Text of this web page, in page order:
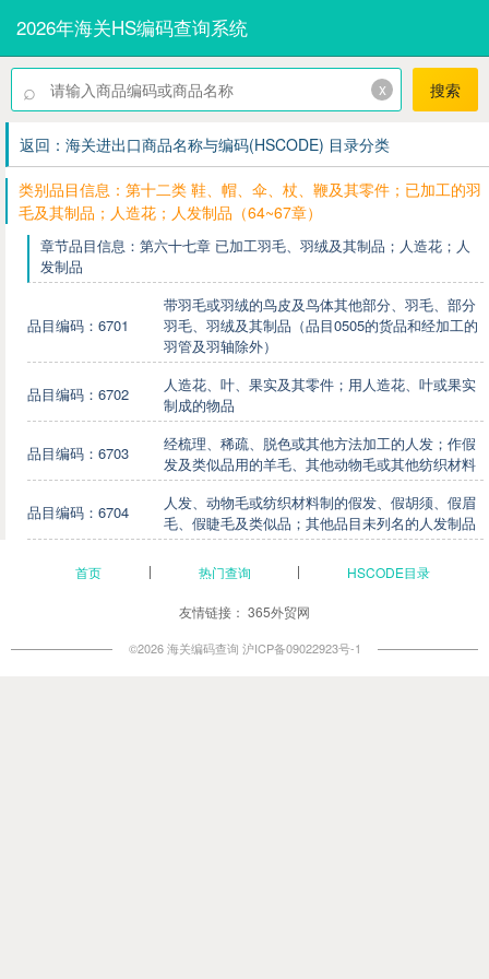
2026年海关HS编码查询系统
⌕ x 搜索
返回：海关进出口商品名称与编码(HSCODE) 目录分类
类别品目信息：第十二类 鞋、帽、伞、杖、鞭及其零件；已加工的羽
毛及其制品；人造花；人发制品（64~67章）
章节品目信息：第六十七章 已加工羽毛、羽绒及其制品；人造花；人
发制品
品目编码：6701
带羽毛或羽绒的鸟皮及鸟体其他部分、羽毛、部分
羽毛、羽绒及其制品（品目0505的货品和经加工的
羽管及羽轴除外）
品目编码：6702
人造花、叶、果实及其零件；用人造花、叶或果实
制成的物品
品目编码：6703
经梳理、稀疏、脱色或其他方法加工的人发；作假
发及类似品用的羊毛、其他动物毛或其他纺织材料
品目编码：6704
人发、动物毛或纺织材料制的假发、假胡须、假眉
毛、假睫毛及类似品；其他品目未列名的人发制品
首页 热门查询 HSCODE目录
友情链接： 365外贸网
©2026 海关编码查询 沪ICP备09022923号-1